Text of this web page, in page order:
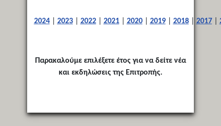
2024| 2023| 2022| 2021| 2020| 2019| 2018| 2017|
Παρακαλούμε επιλέξετε έτος για να δείτε νέα
και εκδηλώσεις της Επιτροπής.